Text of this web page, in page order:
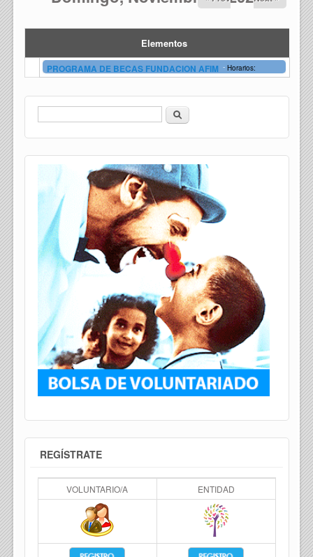
Elementos
PROGRAMA DE BECAS FUNDACION AFIM - Horarios:
Formulario de búsqueda
Buscar
REGÍSTRATE
VOLUNTARIO/A ENTIDAD